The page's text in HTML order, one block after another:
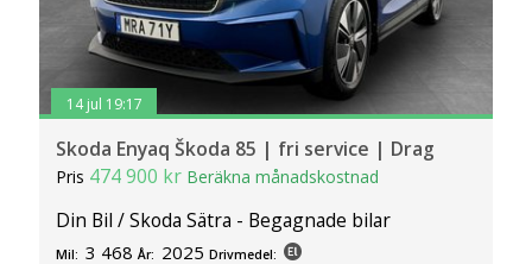
14 jul 19:17
Skoda Enyaq Škoda 85 | fri service | Drag
Pris 474 900 kr Beräkna månadskostnad
Din Bil / Skoda Sätra - Begagnade bilar
Mil: 3 468 År: 2025 Drivmedel: